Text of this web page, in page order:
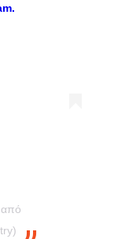
από